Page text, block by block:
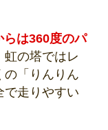
らは360度のパ
虹の塔ではレ
の「りんりん
で走りやすい